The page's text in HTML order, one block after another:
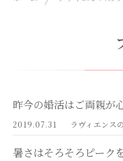
昨今の婚活はご両親が
2019.07.31 ラヴィエンス
暑さはそろそろピーク